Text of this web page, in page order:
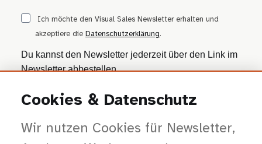
Ich möchte den Visual Sales Newsletter erhalten und
akzeptiere die Datenschutzerklärung.
Du kannst den Newsletter jederzeit über den Link im
Newsletter abbestellen.
ANMELDEN
Wir nutzen Brevo als Marketing-Plattform. Mit dem Absenden stimmst du zu, dass
deine Daten zur Bearbeitung an Brevo übertragen werden — gemäß der
Cookies & Datenschutz
Wir nutzen Cookies für Newsletter,